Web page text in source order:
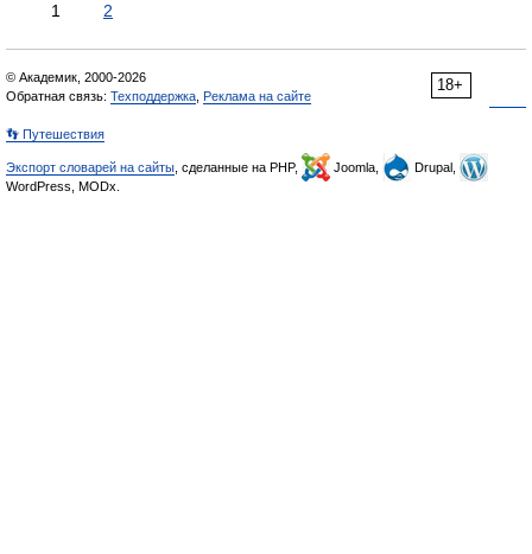
1 2
18+
© Академик, 2000-2026
Обратная связь: Техподдержка Реклама на сайте
👣 Путешествия
Экспорт словарей на сайты , сделанные на PHP, Joomla,
Drupal,
WordPress, MODx.